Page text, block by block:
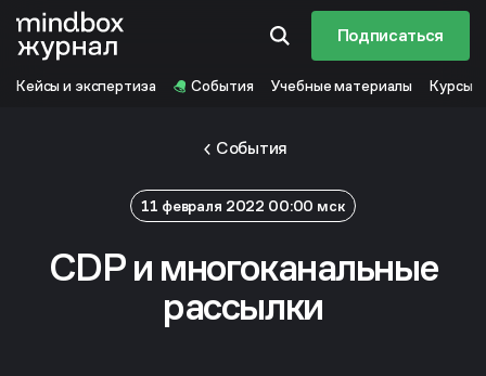
Подписаться
Кейсы и экспертиза События Учебные материалы Курсы
События
11 февраля 2022 00:00 мск
CDP и многоканальные
рассылки